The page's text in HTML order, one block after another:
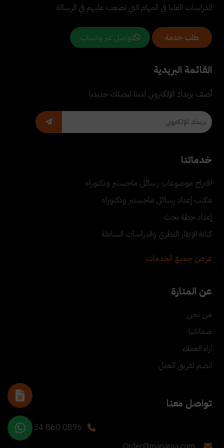
الدراسات العليا في المهام التي تصعب عليهم في الرسالة.
طلب خدمة تواصل عبر واتساب
القائمة البريدية
أضف بريدك الإلكتروني لدينا ليصلك جديدنا
خدماتنا
اقتراح موضوعات رسائل ماجستير ودكتوراه
مكتب إعداد رسائل ماجستير ودكتوراه
إعداد خطة بحث
كتابة الإطار النظري والدراسات السابقة
عرض جميع الخدمات
عن المنارة
من نحن
ضماناتنا
آراء العملاء
انضم لفريق العمل
تواصل معنا
+90 534 860 0896